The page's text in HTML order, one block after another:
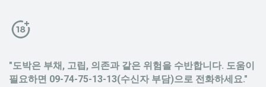
"도박은 부채, 고립, 의존과 같은 위험을 수반합니다. 도움이
필요하면 09-74-75-13-13(수신자 부담)으로 전화하세요."